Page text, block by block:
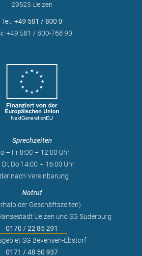
29525 Uelzen
Tel.: +49 581 / 800 0
+49 581 / 800-768 90
Sprechzeiten
– Fr 8:00 – 12:00 Uhr
Di, Do 14:00 – 16:00 Uhr
nach Vereinbarung
Notruf
der Geschäftszeiten)
Uelzen und SG Suderburg
0170 / 22 85 291
SG Bevensen-Ebstorf
0171 / 48 50 937